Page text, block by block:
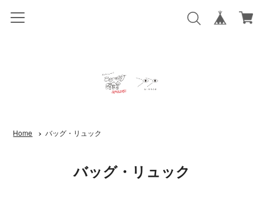
Home バッグ・リュック
バッグ・リュック